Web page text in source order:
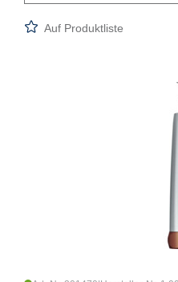
Auf Produktliste